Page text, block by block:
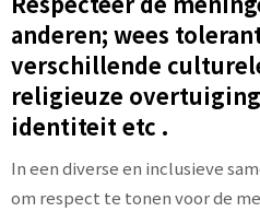
anderen; wees
verschillende
religieuze
identiteit etc .
In een diverse en inclusieve
om respect te tonen voor de